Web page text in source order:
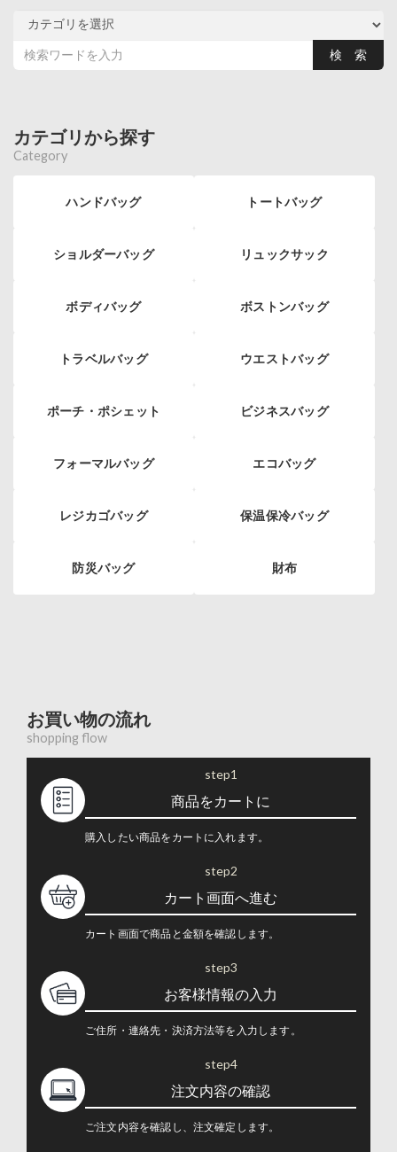
カテゴリから探す
Category
ハンドバッグ トートバッグ
ショルダーバッグ リュックサック
ボディバッグ ボストンバッグ
トラベルバッグ ウエストバッグ
ポーチ・ポシェット ビジネスバッグ
フォーマルバッグ エコバッグ
レジカゴバッグ 保温保冷バッグ
防災バッグ 財布
お買い物の流れ
shopping flow
step1
商品をカートに
購入したい商品をカートに入れます。
step2
カート画面へ進む
カート画面で商品と金額を確認します。
step3
お客様情報の入力
ご住所・連絡先・決済方法等を入力します。
step4
注文内容の確認
ご注文内容を確認し、注文確定します。